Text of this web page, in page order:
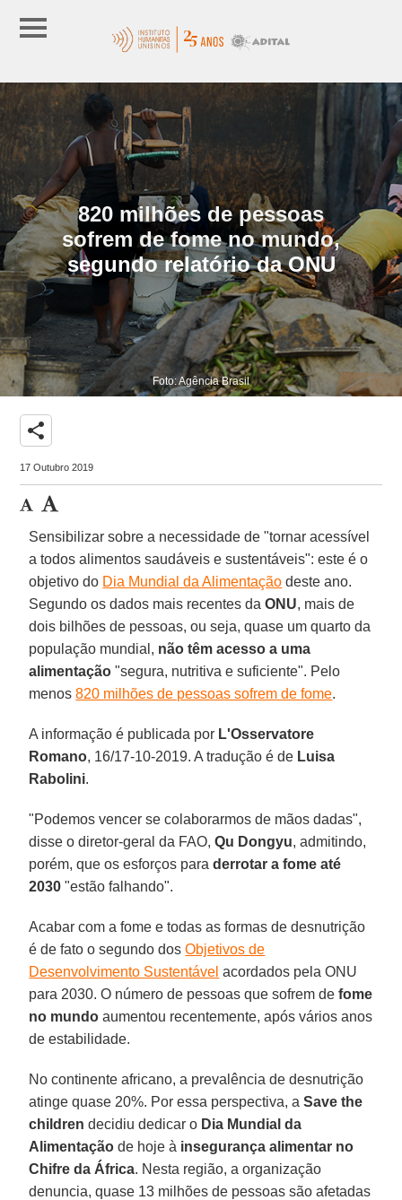
820 milhões de pessoas
sofrem de fome no mundo,
segundo relatório da ONU
Foto: Agência Brasil
share
17 Outubro 2019
Sensibilizar sobre a necessidade de "tornar acessível
a todos alimentos saudáveis e sustentáveis": este é o
objetivo do Dia Mundial da Alimentação deste ano.
Segundo os dados mais recentes daONU, mais de
dois bilhões de pessoas, ou seja, quase um quarto da
população mundial, não têm acesso a uma
alimentação "segura, nutritiva e suficiente". Pelo
menos820 milhões de pessoas sofrem de fome.
A informação é publicada por L'Osservatore
Romano, 16/17-10-2019. A tradução é de Luisa
Rabolini.
"Podemos vencer se colaborarmos de mãos dadas",
disse o diretor-geral da FAO,Qu Dongyu, admitindo,
porém, que os esforços paraderrotar a fome até
2030 "estão falhando".
Acabar com a fome e todas as formas de desnutrição
é de fato o segundo dosObjetivos de
Desenvolvimento Sustentável acordados pela ONU
para 2030. O número de pessoas que sofrem defome
no mundo aumentou recentemente, após vários anos
de estabilidade.
No continente africano, a prevalência de desnutrição
atinge quase 20%. Por essa perspectiva, aSave the
children decidiu dedicar o Dia Mundial da
Alimentação de hoje à insegurança alimentar no
Chifre da África. Nesta região, a organização
denuncia, quase 13 milhões de pessoas são afetadas